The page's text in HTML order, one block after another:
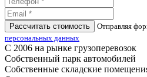
Рассчитать стоимость Отправляя
персональных данных
С 2006 на рынке грузоперевозок
Собственный парк автомобилей
Собственные складские